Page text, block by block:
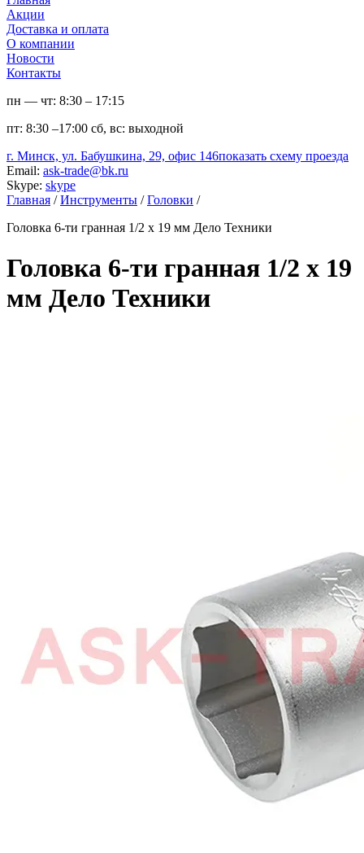
Акции
Доставка и оплата
О компании
Новости
Контакты
пн — чт: 8:30 – 17:15
пт: 8:30 –17:00 сб, вс: выходной
г. Минск, ул. Бабушкина, 29, офис 146показать схему проезда
Email: ask-trade@bk.ru
Skype: skype
Главная / Инструменты / Головки /
Головка 6-ти гранная 1/2 х 19 мм Дело Техники
Головка 6-ти гранная 1/2 х 19
мм Дело Техники